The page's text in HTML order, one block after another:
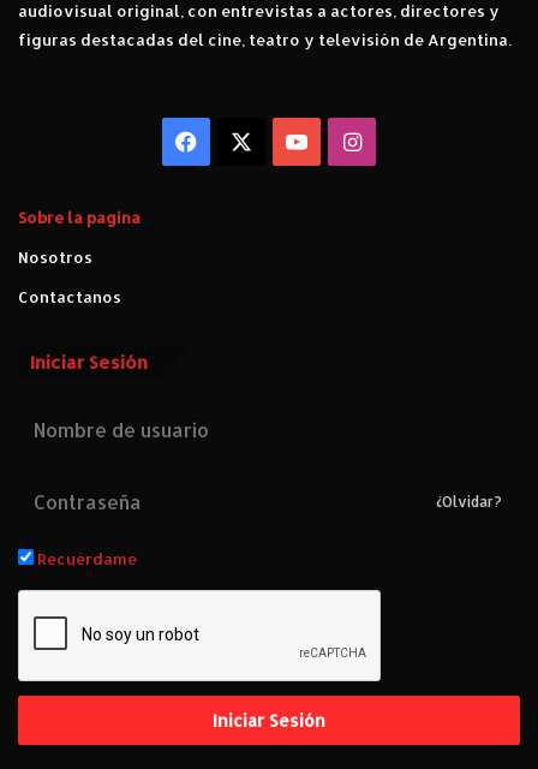
audiovisual original, con entrevistas a actores, directores y
figuras destacadas del cine, teatro y televisión de Argentina.
Facebook YouTubeInstagram
Sobre la pagina
Nosotros
Contactanos
Iniciar Sesión
¿Olvidar?
Recuérdame
Iniciar Sesión